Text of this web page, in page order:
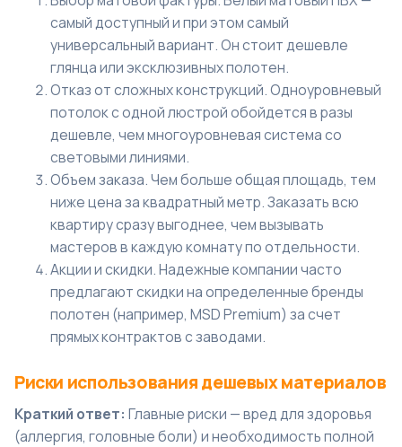
самый доступный и при этом самый
универсальный вариант. Он стоит дешевле
глянца или эксклюзивных полотен.
Отказ от сложных конструкций. Одноуровневый
потолок с одной люстрой обойдется в разы
дешевле, чем многоуровневая система со
световыми линиями.
Объем заказа. Чем больше общая площадь, тем
ниже цена за квадратный метр. Заказать всю
квартиру сразу выгоднее, чем вызывать
мастеров в каждую комнату по отдельности.
Акции и скидки. Надежные компании часто
предлагают скидки на определенные бренды
полотен (например, MSD Premium) за счет
прямых контрактов с заводами.
Риски использования дешевых материалов
Краткий ответ: Главные риски — вред для здоровья
(аллергия, головные боли) и необходимость полной